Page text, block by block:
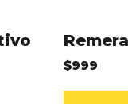
$999